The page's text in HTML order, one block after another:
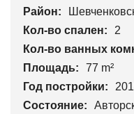
Район:
Кол-во спален:
2
Кол-во ванных
Площадь:
77 m²
Год постройки:
Состояние: